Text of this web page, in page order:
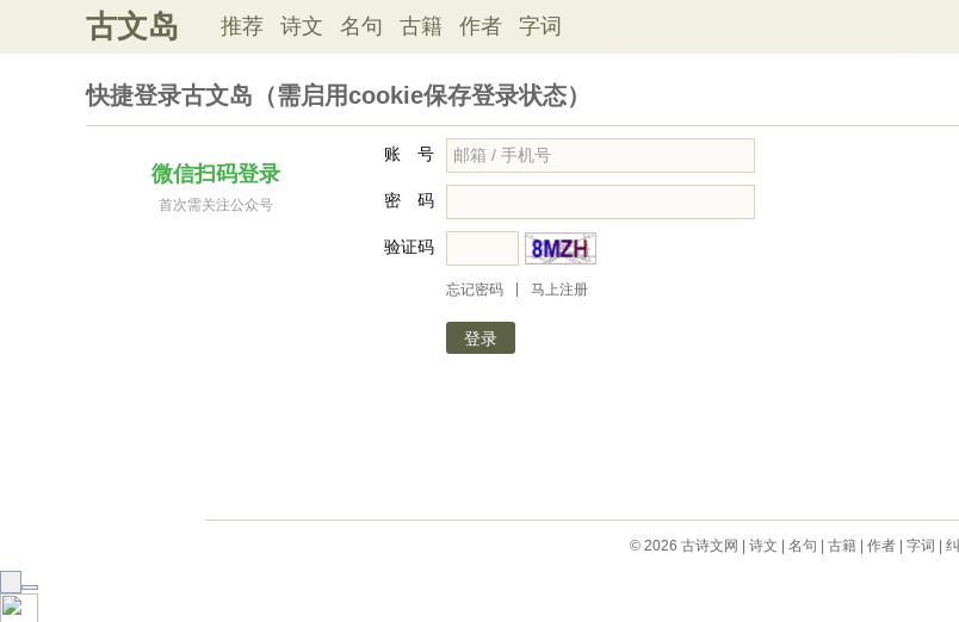
古文岛 推荐 诗文 名句 古籍 作者 字词
快捷登录古文岛（需启用cookie保存登录状态）
微信扫码登录
首次需关注公众号
账 号
密 码
验证码
忘记密码 马上注册
© 2026 古诗文网 诗文 名句 古籍| 作者| 字词